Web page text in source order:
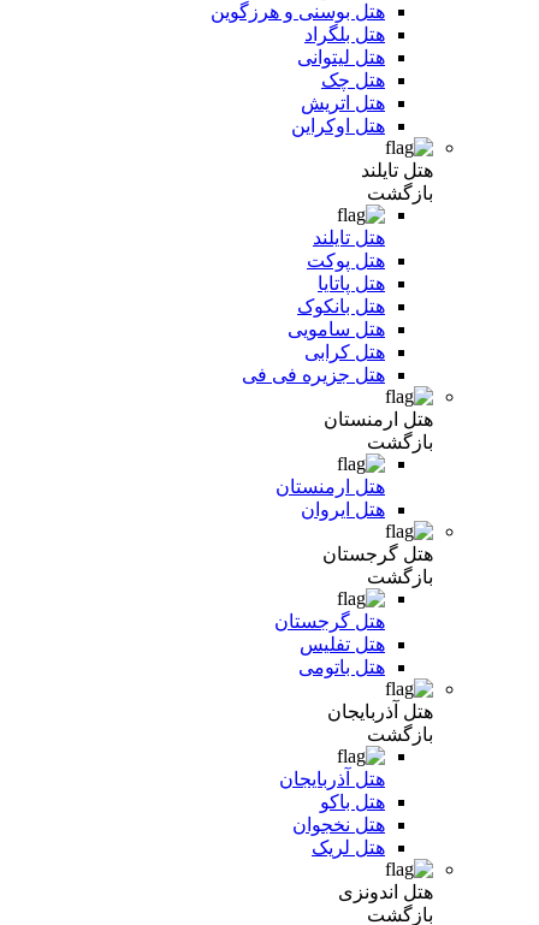
هتل بوسنی و هرزگوین
هتل بلگراد
هتل لیتوانی
هتل چک
هتل اتریش
هتل اوکراین
هتل تایلند
بازگشت
هتل تایلند
هتل پوکت
هتل پاتایا
هتل بانکوک
هتل سامویی
هتل کرابی
هتل جزیره فی فی
هتل ارمنستان
بازگشت
هتل ارمنستان
هتل ایروان
هتل گرجستان
بازگشت
هتل گرجستان
هتل تفلیس
هتل باتومی
هتل آذربایجان
بازگشت
هتل آذربایجان
هتل باکو
هتل نخجوان
هتل لریک
هتل اندونزی
بازگشت